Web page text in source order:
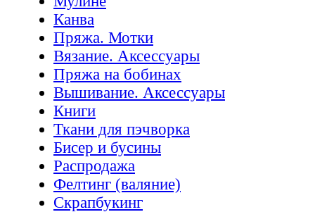
Канва
Пряжа. Мотки
Вязание. Аксессуары
Пряжа на бобинах
Вышивание. Аксессуары
Книги
Ткани для пэчворка
Бисер и бусины
Распродажа
Фелтинг (валяние)
Скрапбукинг